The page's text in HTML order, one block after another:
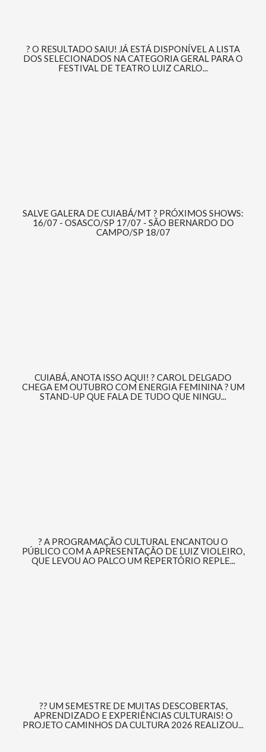
? O RESULTADO SAIU! JÁ ESTÁ DISPONÍVEL A LISTA
DOS SELECIONADOS NA CATEGORIA GERAL PARA O
FESTIVAL DE TEATRO LUIZ CARLO...
SALVE GALERA DE CUIABÁ/MT ? PRÓXIMOS SHOWS:
16/07 - OSASCO/SP 17/07 - SÃO BERNARDO DO
CAMPO/SP 18/07
CUIABÁ, ANOTA ISSO AQUI! ? CAROL DELGADO
CHEGA EM OUTUBRO COM ENERGIA FEMININA ? UM
STAND-UP QUE FALA DE TUDO QUE NINGU...
? A PROGRAMAÇÃO CULTURAL ENCANTOU O
PÚBLICO COM A APRESENTAÇÃO DE LUIZ VIOLEIRO,
QUE LEVOU AO PALCO UM REPERTÓRIO REPLE...
?? UM SEMESTRE DE MUITAS DESCOBERTAS,
APRENDIZADO E EXPERIÊNCIAS CULTURAIS! O
PROJETO CAMINHOS DA CULTURA 2026 REALIZOU...